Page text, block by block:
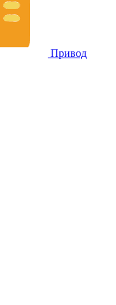
Привод